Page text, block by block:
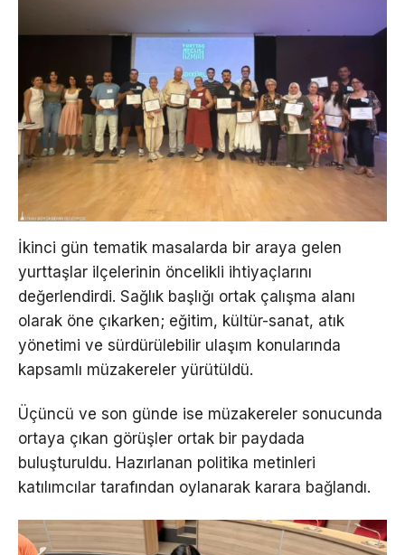
İkinci gün tematik masalarda bir araya gelen
yurttaşlar ilçelerinin öncelikli ihtiyaçlarını
değerlendirdi. Sağlık başlığı ortak çalışma alanı
olarak öne çıkarken; eğitim, kültür-sanat, atık
yönetimi ve sürdürülebilir ulaşım konularında
kapsamlı müzakereler yürütüldü.
Üçüncü ve son günde ise müzakereler sonucunda
ortaya çıkan görüşler ortak bir paydada
buluşturuldu. Hazırlanan politika metinleri
katılımcılar tarafından oylanarak karara bağlandı.